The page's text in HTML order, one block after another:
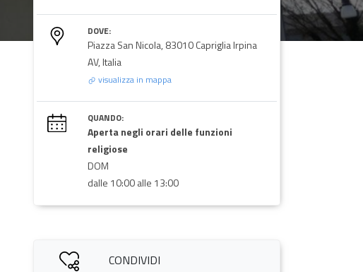
DOVE:
Piazza San Nicola, 83010 Capriglia Irpina
AV, Italia
visualizza in mappa
QUANDO:
Aperta negli orari delle funzioni
religiose
DOM
dalle 10:00 alle 13:00
CONDIVIDI